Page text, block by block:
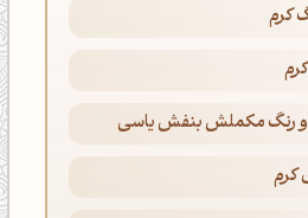
کرم
و رنگ مکملش بنفش یاسی
کرم